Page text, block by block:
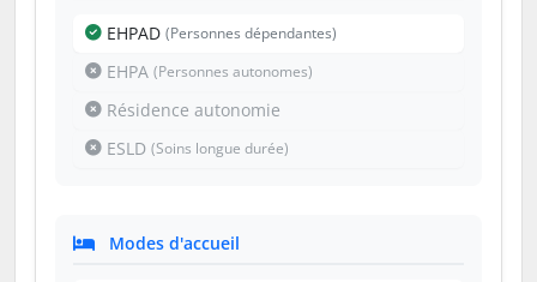
EHPAD (Personnes dépendantes)
EHPA (Personnes autonomes)
Résidence autonomie
ESLD (Soins longue durée)
Modes d'accueil